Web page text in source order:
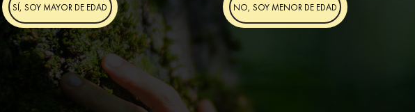
SÍ, SOY MAYOR DE EDAD NO, SOY MENOR DE EDAD